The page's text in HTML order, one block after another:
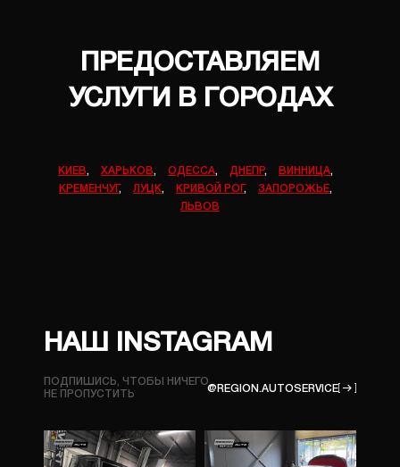
ПРЕДОСТАВЛЯЕМ
УСЛУГИ В ГОРОДАХ
КИЕВ, ХАРЬКОВ, ОДЕССА, ДНЕПР, ВИННИЦА,
КРЕМЕНЧУГ, ЛУЦК, КРИВОЙ РОГ, ЗАПОРОЖЬЕ,
ЛЬВОВ
НАШ INSTAGRAM
ПОДПИШИСЬ, ЧТОБЫ НИЧЕГО
НЕ ПРОПУСТИТЬ
@REGION.AUTOSERVICE